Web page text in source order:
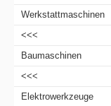
Werkstattmaschinen
<<<
Baumaschinen
<<<
Elektrowerkzeuge